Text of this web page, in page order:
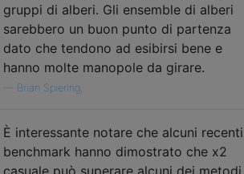
gruppi di alberi. Gli ensemble di alberi
sarebbero un buon punto di partenza
dato che tendono ad esibirsi bene e
hanno molte manopole da girare.
Brian Spiering,
È interessante notare che alcuni recenti
benchmark hanno dimostrato che x2
casuale può superare alcuni dei metodi